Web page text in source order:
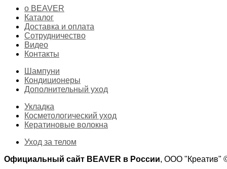
о BEAVER
Каталог
Доставка и оплата
Сотрудничество
Видео
Контакты
Шампуни
Кондиционеры
Дополнительный уход
Укладка
Косметологический уход
Кератиновые волокна
Уход за телом
Официальный сайт BEAVER в России, ООО "Креатив"